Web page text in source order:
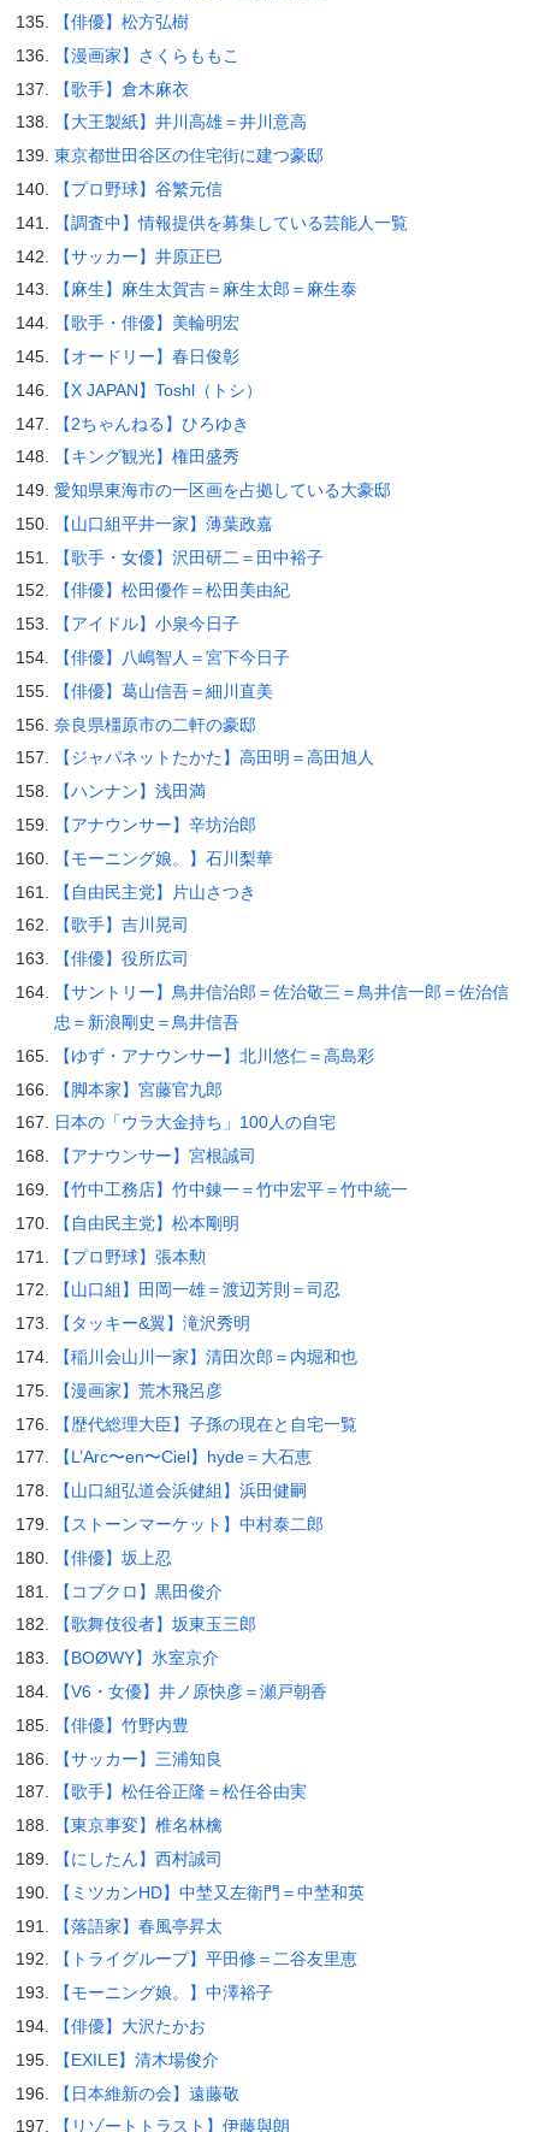
【俳優】松方弘樹
【漫画家】さくらももこ
【歌手】倉木麻衣
【大王製紙】井川高雄＝井川意高
東京都世田谷区の住宅街に建つ豪邸
【プロ野球】谷繁元信
【調査中】情報提供を募集している芸能人一覧
【サッカー】井原正巳
【麻生】麻生太賀吉＝麻生太郎＝麻生泰
【歌手・俳優】美輪明宏
【オードリー】春日俊彰
【X JAPAN】Toshl（トシ）
【2ちゃんねる】ひろゆき
【キング観光】権田盛秀
愛知県東海市の一区画を占拠している大豪邸
【山口組平井一家】薄葉政嘉
【歌手・女優】沢田研二＝田中裕子
【俳優】松田優作＝松田美由紀
【アイドル】小泉今日子
【俳優】八嶋智人＝宮下今日子
【俳優】葛山信吾＝細川直美
奈良県橿原市の二軒の豪邸
【ジャパネットたかた】高田明＝高田旭人
【ハンナン】浅田満
【アナウンサー】辛坊治郎
【モーニング娘。】石川梨華
【自由民主党】片山さつき
【歌手】吉川晃司
【俳優】役所広司
【サントリー】鳥井信治郎＝佐治敬三＝鳥井信一郎＝佐治信
忠＝新浪剛史＝鳥井信吾
【ゆず・アナウンサー】北川悠仁＝高島彩
【脚本家】宮藤官九郎
日本の「ウラ大金持ち」100人の自宅
【アナウンサー】宮根誠司
【竹中工務店】竹中錬一＝竹中宏平＝竹中統一
【自由民主党】松本剛明
【プロ野球】張本勲
【山口組】田岡一雄＝渡辺芳則＝司忍
【タッキー&翼】滝沢秀明
【稲川会山川一家】清田次郎＝内堀和也
【漫画家】荒木飛呂彦
【歴代総理大臣】子孫の現在と自宅一覧
【L’Arc〜en〜Ciel】hyde＝大石恵
【山口組弘道会浜健組】浜田健嗣
【ストーンマーケット】中村泰二郎
【俳優】坂上忍
【コブクロ】黒田俊介
【歌舞伎役者】坂東玉三郎
【BOØWY】氷室京介
【V6・女優】井ノ原快彦＝瀬戸朝香
【俳優】竹野内豊
【サッカー】三浦知良
【歌手】松任谷正隆＝松任谷由実
【東京事変】椎名林檎
【にしたん】西村誠司
【ミツカンHD】中埜又左衛門＝中埜和英
【落語家】春風亭昇太
【トライグループ】平田修＝二谷友里恵
【モーニング娘。】中澤裕子
【俳優】大沢たかお
【EXILE】清木場俊介
【日本維新の会】遠藤敬
【リゾートトラスト】伊藤與朗